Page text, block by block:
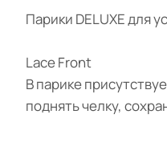
Парики DELUXE для
Lace Front
В парике
поднять челку,